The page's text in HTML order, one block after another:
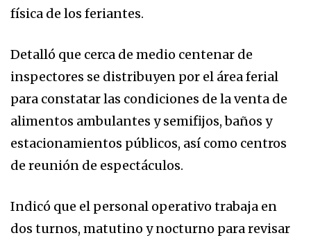
física de los feriantes.
Detalló que cerca de medio centenar de
inspectores se distribuyen por el área ferial
para constatar las condiciones de la venta de
alimentos ambulantes y semifijos, baños y
estacionamientos públicos, así como centros
de reunión de espectáculos.
Indicó que el personal operativo trabaja en
dos turnos, matutino y nocturno para revisar